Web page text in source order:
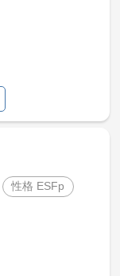
性格 ESFp